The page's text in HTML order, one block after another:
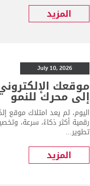
المزيد
July 10, 2026
موقعك
إلى محرك للنمو
رقمية أكثر ذكاءً، سرعة،
تطوير...
المزيد